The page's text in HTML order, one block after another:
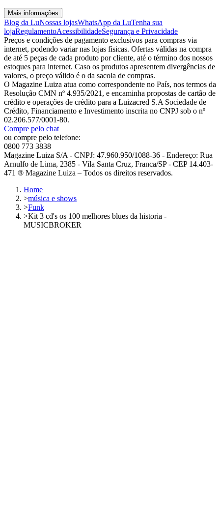
Mais informações
Blog da LuNossas lojasWhatsApp da LuTenha sua
lojaRegulamentoAcessibilidadeSegurança e Privacidade
Preços e condições de pagamento exclusivos para compras via
internet, podendo variar nas lojas físicas. Ofertas válidas na compra
de até 5 peças de cada produto por cliente, até o término dos nossos
estoques para internet. Caso os produtos apresentem divergências de
valores, o preço válido é o da sacola de compras.
O Magazine Luiza atua como correspondente no País, nos termos da
Resolução CMN nº 4.935/2021, e encaminha propostas de cartão de
crédito e operações de crédito para a Luizacred S.A Sociedade de
Crédito, Financiamento e Investimento inscrita no CNPJ sob o nº
02.206.577/0001-80.
Compre pelo chat
ou compre pelo telefone:
0800 773 3838
Magazine Luiza S/A - CNPJ: 47.960.950/1088-36 - Endereço: Rua
Arnulfo de Lima, 2385 - Vila Santa Cruz, Franca/SP - CEP 14.403-
471 ® Magazine Luiza – Todos os direitos reservados.
Home
>música e shows
>Funk
>Kit 3 cd's os 100 melhores blues da historia -
MUSICBROKER